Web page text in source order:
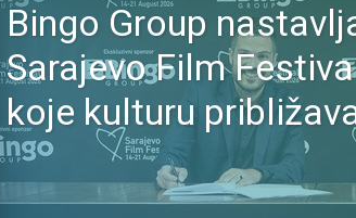
Bingo Group
Sarajevo Film
koje kulturu